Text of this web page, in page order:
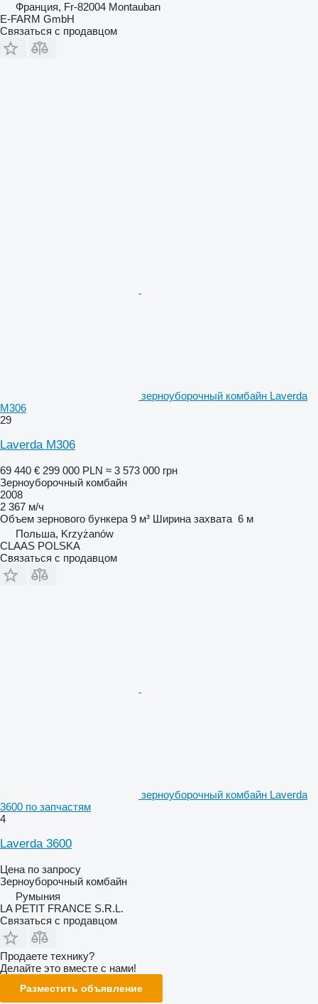
Франция, Fr-82004 Montauban
E-FARM GmbH
Связаться с продавцом
зерноуборочный комбайн Laverda
M306
29
Laverda M306
69 440 € 299 000 PLN ≈ 3 573 000 грн
Зерноуборочный комбайн
2008
2 367 м/ч
Объем зернового бункера 9 м³ Ширина захвата 6 м
Польша, Krzyżanów
CLAAS POLSKA
Связаться с продавцом
зерноуборочный комбайн Laverda
3600 по запчастям
4
Laverda 3600
Цена по запросу
Зерноуборочный комбайн
Румыния
LA PETIT FRANCE S.R.L.
Связаться с продавцом
Продаете технику?
Делайте это вместе с нами!
Разместить объявление